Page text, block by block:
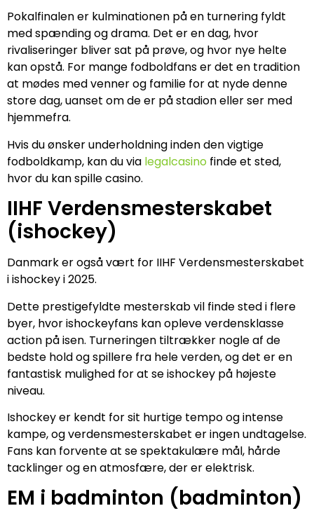
Pokalfinalen er kulminationen på en turnering fyldt
med spænding og drama. Det er en dag, hvor
rivaliseringer bliver sat på prøve, og hvor nye helte
kan opstå. For mange fodboldfans er det en tradition
at mødes med venner og familie for at nyde denne
store dag, uanset om de er på stadion eller ser med
hjemmefra.
Hvis du ønsker underholdning inden den vigtige
fodboldkamp, kan du via legalcasino finde et sted,
hvor du kan spille casino.
IIHF Verdensmesterskabet
(ishockey)
Danmark er også vært for IIHF Verdensmesterskabet
i ishockey i 2025.
Dette prestigefyldte mesterskab vil finde sted i flere
byer, hvor ishockeyfans kan opleve verdensklasse
action på isen. Turneringen tiltrækker nogle af de
bedste hold og spillere fra hele verden, og det er en
fantastisk mulighed for at se ishockey på højeste
niveau.
Ishockey er kendt for sit hurtige tempo og intense
kampe, og verdensmesterskabet er ingen undtagelse.
Fans kan forvente at se spektakulære mål, hårde
tacklinger og en atmosfære, der er elektrisk.
EM i badminton (badminton)